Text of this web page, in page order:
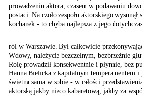
prowadzeniu aktora, czasem w podawaniu
postaci. Na czoło zespołu aktorskiego wysunął
kochanek - to chyba najlepsza z jego
ról w Warszawie. Był całkowicie
Wdowy, należycie bezczelnym, bezbrzeżnie
Rolę prowadził konsekwentnie i płynnie, bez
Hanna Bielicka z kapitalnym temperamentem i
świetna sama w sobie - w całości
aktorską jakby nieco kabaretową, jakby za